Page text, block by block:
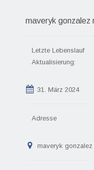
maveryk gonzalez
Letzte Lebenslauf
Aktualisierung:
31. März 2024
Adresse
maveryk gonzalez